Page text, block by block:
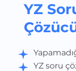
YZ
YZ soru